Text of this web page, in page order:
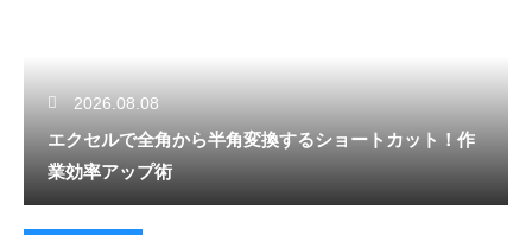
2026.08.08
エクセルで全角から半角変換するショートカット！作
業効率アップ術